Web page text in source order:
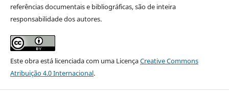
referências documentais e bibliográficas, são de inteira
responsabilidade dos autores.
Este obra está licenciada com uma LicençaCreative Commons
Atribuição 4.0 Internacional.